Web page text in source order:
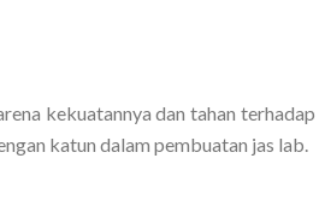
kekuatannya dan tahan
katun dalam pembuatan jas lab.